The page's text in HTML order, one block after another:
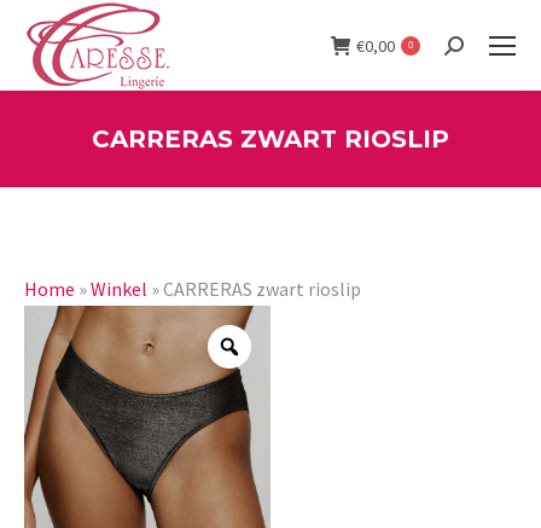
€0,00 0 Search:
CARRERAS ZWART RIOSLIP
Home »Winkel »CARRERAS zwart rioslip